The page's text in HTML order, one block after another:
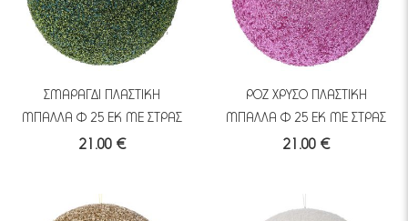
ΣΜΑΡΑΓΔΙ ΠΛΑΣΤΙΚΗ
ΜΠΑΛΛΑ Φ 25 ΕΚ ΜΕ ΣΤΡΑΣ
21.00 €
ΡΟΖ ΧΡΥΣΟ ΠΛΑΣΤΙΚΗ
ΜΠΑΛΛΑ Φ 25 ΕΚ ΜΕ ΣΤΡΑΣ
21.00 €